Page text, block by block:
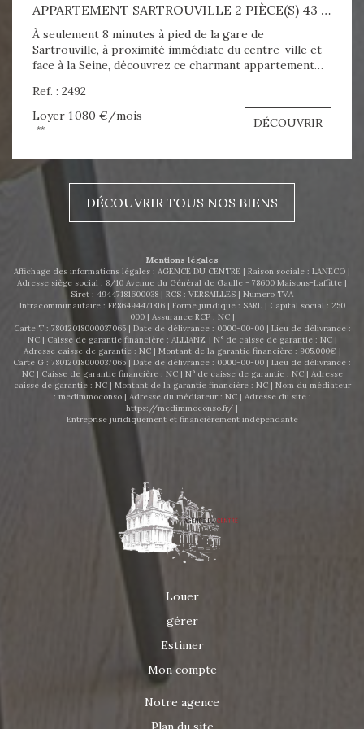
APPARTEMENT SARTROUVILLE 2 PIÈCE(S) 43 M2
À seulement 8 minutes à pied de la gare de
Sartrouville, à proximité immédiate du centre-ville et
face à la Seine, découvrez ce charmant appartement
au 1er étage. L'appartement se compose d'une entrée
avec placard, séjour sur balcon, cuisine aménagée
équipée. A l'étage vous trouverez la salle de bains avec
Chauffage, eau chaude individuel électrique Place de
parking extérieur Aspect financier : Loyer : 1080 euros
C.C. Honoraires : 649.30 euros Dépôt de garantie :
N'hesitez pas à nous contacter - 0663474970 -
agenceducentrelocation@gmail.com
Ref. : 2492
Loyer 1 080 €/mois
** DÉCOUVRIR
DÉCOUVRIR TOUS NOS BIENS
Mentions légales
Affichage des informations légales : AGENCE DU CENTRE | Raison sociale : LANECO |
Adresse siège social : 8/10 Avenue du Général de Gaulle - 78600 Maisons-Laffitte |
Siret : 49447181600038 | RCS : VERSAILLES | Numero TVA
Intracommunautaire : FR86494471816 | Forme juridique : SARL | Capital social : 250
000 | Assurance RCP : NC |
Carte T : 78012018000037065 | Date de délivrance : 0000-00-00 | Lieu de délivrance :
NC | Caisse de garantie financière : ALLIANZ. | N° de caisse de garantie : NC |
Adresse caisse de garantie : NC | Montant de la garantie financière : 905.000€ |
Carte G : 78012018000037065 | Date de délivrance : 0000-00-00 | Lieu de délivrance :
NC | Caisse de garantie financière : NC | N° de caisse de garantie : NC | Adresse
caisse de garantie : NC | Montant de la garantie financière : NC | Nom du médiateur
: medimmoconso | Adresse du médiateur : NC | Adresse du site :
https://medimmoconso.fr/ |
Entreprise juridiquement et financièrement indépendante
Louer
gérer
Estimer
Mon compte
Notre agence